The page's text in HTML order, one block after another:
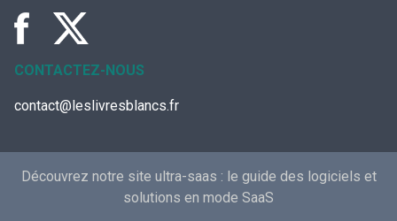
CONTACTEZ-NOUS
contact@leslivresblancs.fr
Découvrez notre site ultra-saas : le guide des logiciels et
solutions en mode SaaS